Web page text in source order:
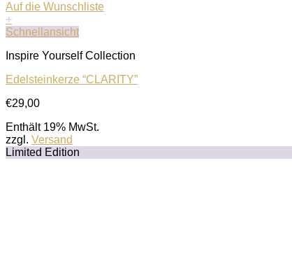
Auf die Wunschliste
+
Schnellansicht
Inspire Yourself Collection
Edelsteinkerze “CLARITY”
€29,00
Enthält 19% MwSt.
zzgl. Versand
Limited Edition